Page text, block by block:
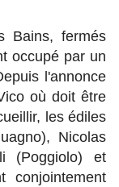
Bains, fermés
occupé par un
l'annonce
où doit être
les édiles
Nicolas
(Poggiolo) et
conjointement